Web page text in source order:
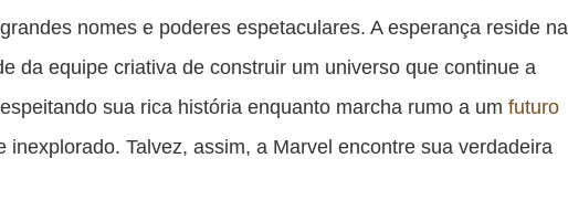
nomes e poderes espetaculares. A esperança reside na
da equipe criativa de construir um universo que continue a
sua rica história enquanto marcha rumo a umfuturo
inexplorado. Talvez, assim, a Marvel encontre sua verdadeira